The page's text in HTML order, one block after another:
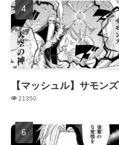
【マッシュル】サモンズ
21350